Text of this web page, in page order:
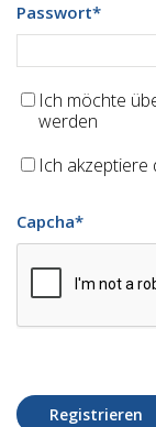
Passwort*
Ich möchte
werden
Ich akzeptiere
Capcha*
Registrieren